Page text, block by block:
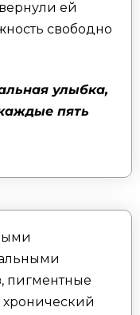
ей
свободно
улыбка,
пять
пигментные
хронический